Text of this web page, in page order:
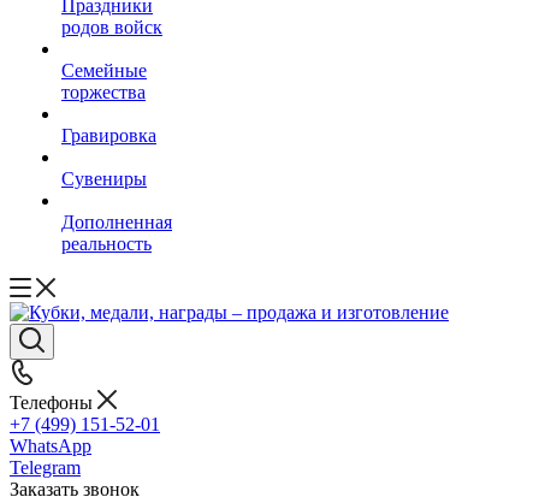
Праздники
родов войск
Семейные
торжества
Гравировка
Сувениры
Дополненная
реальность
Телефоны
+7 (499) 151-52-01
WhatsApp
Telegram
Заказать звонок